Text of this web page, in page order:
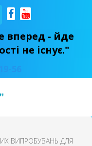
вперед - йде
не існує."
ВИПРОБУВАНЬ ДЛЯ